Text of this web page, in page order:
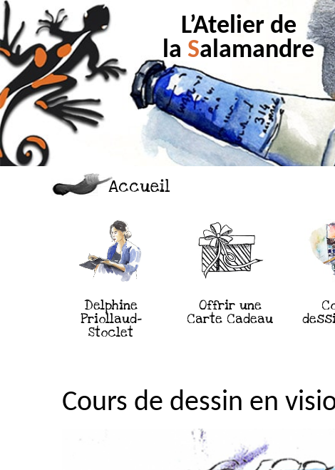
L’Atelier de
la Salamandre
Accueil
Delphine
Priollaud-
Stoclet
Offrir une
Carte Cadeau
Cours de dessin en